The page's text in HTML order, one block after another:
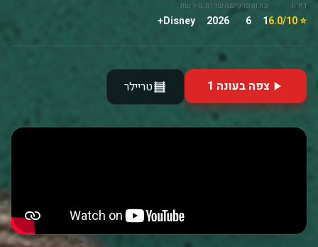
דירוג
⭐ 6.0/10
עונות
1
פרקים
6
משדרת מ-
2026
רשת
Disney+
צפה בעונה 1 טריילר